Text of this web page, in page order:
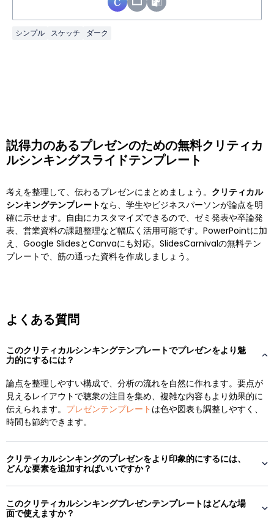
シンプル スケッチ ダーク
説得力のあるプレゼンのための無料クリティカ
ルシンキングスライドテンプレート
考えを整理して、伝わるプレゼンにまとめましょう。 クリティカル
シンキングテンプレートなら、学生やビジネスパーソンが論点を明
確に示せます。自由にカスタマイズできるので、ゼミ発表や卒論発
表、営業資料の課題整理など幅広く活用可能です。PowerPointに加
え、Google SlidesとCanvaにも対応。SlidesCarnivalの無料テン
プレートで、筋の通った資料を作成しましょう。
よくある質問
このクリティカルシンキングテンプレートでプレゼンをより魅
力的にするには？
論点を整理しやすい構成で、分析の流れを自然に作れます。要点が
見えるレイアウトで聴衆の注目を集め、複雑な内容もより効果的に
伝えられます。 プレゼンテンプレート は色や図表も調整しやすく、
時間も節約できます。
クリティカルシンキングのプレゼンをより印象的にするには、
どんな要素を追加すればいいですか？
このクリティカルシンキングプレゼンテンプレートはどんな場
面で使えますか？